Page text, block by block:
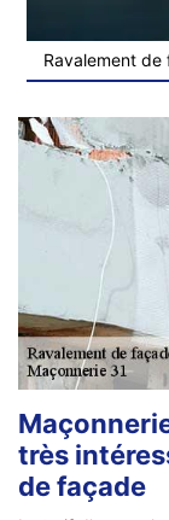
Ravalement de
très
de façade